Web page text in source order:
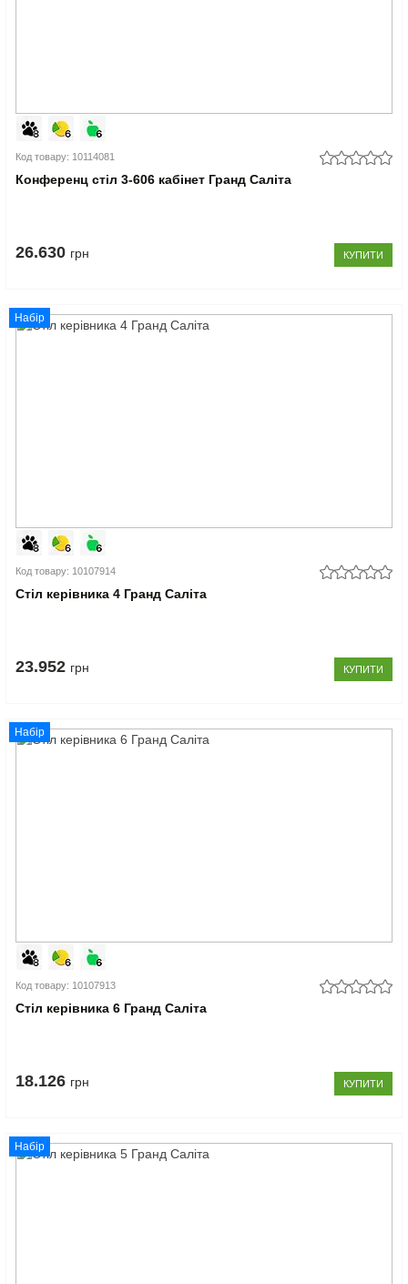
Код товару: 10114081
Конференц стіл 3-606 кабінет Гранд Саліта
26.630 грн КУПИТИ
Набір
Код товару: 10107914
Стіл керівника 4 Гранд Саліта
23.952 грн КУПИТИ
Набір
Код товару: 10107913
Стіл керівника 6 Гранд Саліта
18.126 грн КУПИТИ
Набір